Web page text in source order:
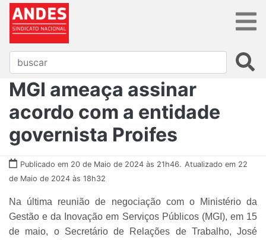
MGI ameaça assinar
acordo com a entidade
governista Proifes
Publicado em 20 de Maio de 2024 às 21h46. Atualizado em 22
de Maio de 2024 às 18h32
Na última reunião de negociação com o Ministério da
Gestão e da Inovação em Serviços Públicos (MGI), em 15
de maio, o Secretário de Relações de Trabalho, José